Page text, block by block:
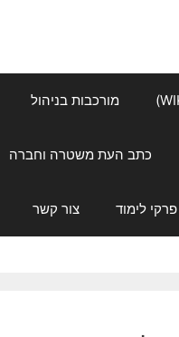
מורכבות בניהול
כתב העת משטרה וחברה
פרקי לימוד צור קשר